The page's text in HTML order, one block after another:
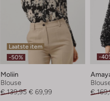
Laatste item
-50%
Moliin
Blouse
€ 139,95 € 69,99
-
€